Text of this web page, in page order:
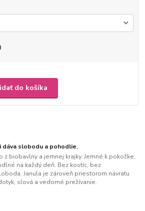
do košíka
slobodu a pohodlie.
biobavlny a jemnej krajky. Jemné k pokožke,
na každý deň. Bez kostíc, bez
Janula je zároveň priestorom návratu
slová a vedomé prežívanie.